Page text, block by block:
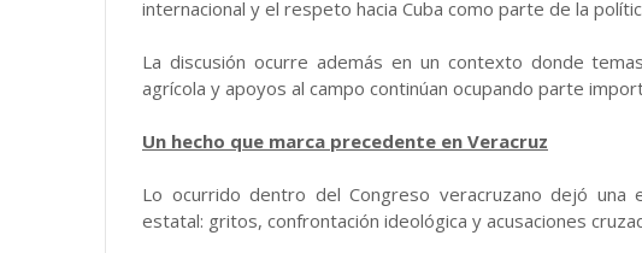
internacional y el respeto hacia Cuba como parte de la
La discusión ocurre además en un contexto donde
agrícola y apoyos al campo continúan ocupando parte
Un hecho que marca precedente en Veracruz
Lo ocurrido dentro del Congreso veracruzano dejó una
estatal: gritos, confrontación ideológica y acusaciones